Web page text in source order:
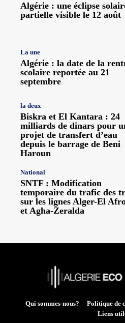
Algérie : une éclipse
partielle visible le 12 août
La une
Algérie : la date de la
scolaire reportée au 21
septembre
la deux
Biskra et El Kantara : 24
milliards de dinars pour
projet de transfert d’eau
depuis le barrage de Beni
Haroun
National
SNTF : Modification
temporaire du trafic des
sur les lignes Alger-El
et Agha-Zeralda
Qui sommes-nous? Politique de
Liens